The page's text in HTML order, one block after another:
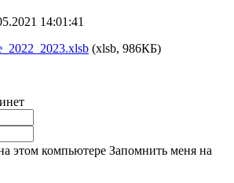
14:01:41
(xlsb, 986КБ)
этом компьютере Запомнить меня на